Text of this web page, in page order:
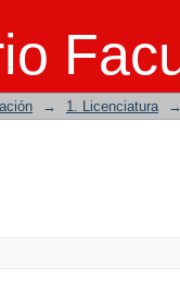
→ 1. Licenciatura